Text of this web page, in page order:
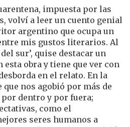
impuesta por las
volví a leer un cuento genial
argentino que ocupa un
mis gustos literarios. Al
sur’, quise destacar un
esta obra y tiene que ver con
en el relato. En la
nos agobió por más de
dentro y por fuera;
como el
seres humanos a